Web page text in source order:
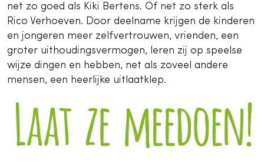
net zo goed als Kiki Bertens. Of net zo sterk als
Rico Verhoeven. Door deelname krijgen de kinderen
en jongeren meer zelfvertrouwen, vrienden, een
groter uithoudingsvermogen, leren zij op speelse
wijze dingen en hebben, net als zoveel andere
mensen, een heerlijke uitlaatklep.